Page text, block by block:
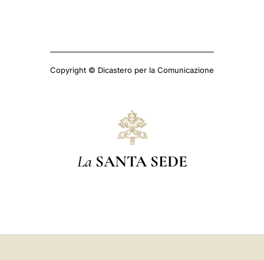
Copyright © Dicastero per la Comunicazione
La SANTA SEDE